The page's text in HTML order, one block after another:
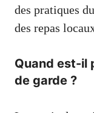
des pratiques
des repas
Quand est-il
de garde ?